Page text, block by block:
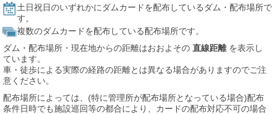
土日祝日のいずれかにダムカードを配布しているダム・配布場所で
す。
複数のダムカードを配布している配布場所です。
ダム・配布場所・現在地からの距離はおおよその 直線距離を表示し
ています。
車・徒歩による実際の経路の距離とは異なる場合がありますのでご注
意ください。
配布場所によっては、(特に管理所が配布場所となっている場合)配布
条件日時でも施設巡回等の都合により、カードの配布対応不可の場合